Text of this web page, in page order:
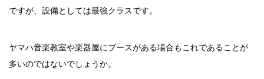
ですが、設備としては最強クラスです。
ヤマハ音楽教室や楽器屋にブースがある場合もこれであることが
多いのではないでしょうか。